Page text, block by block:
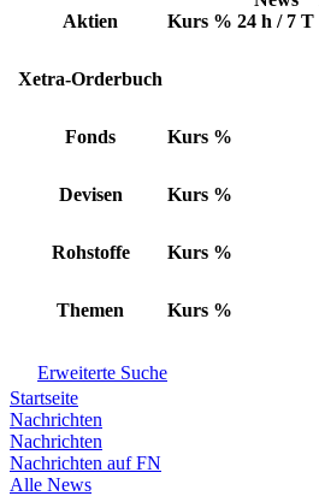
Aktien Kurs % 24 h / 7 T
Xetra-Orderbuch
Fonds Kurs %
Devisen Kurs %
Rohstoffe Kurs %
Themen Kurs %
Erweiterte Suche
Startseite
Nachrichten
Nachrichten
Nachrichten auf FN
Alle News